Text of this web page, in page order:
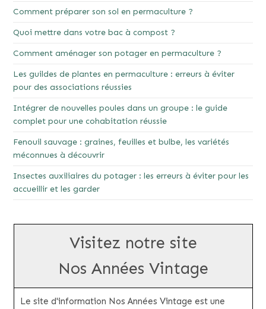
Comment préparer son sol en permaculture ?
Quoi mettre dans votre bac à compost ?
Comment aménager son potager en permaculture ?
Les guildes de plantes en permaculture : erreurs à éviter
pour des associations réussies
Intégrer de nouvelles poules dans un groupe : le guide
complet pour une cohabitation réussie
Fenouil sauvage : graines, feuilles et bulbe, les variétés
méconnues à découvrir
Insectes auxiliaires du potager : les erreurs à éviter pour les
accueillir et les garder
Visitez notre site
Nos Années Vintage
Le site d'information Nos Années Vintage est une